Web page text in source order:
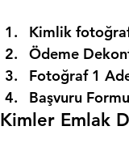
Kimlik
Ödeme
Fotoğraf 1
Başvuru Formu
Kimler Emlak